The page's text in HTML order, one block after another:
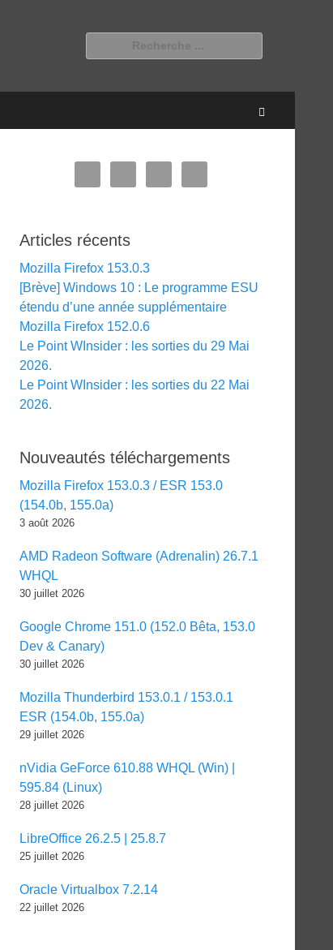
Articles récents
Mozilla Firefox 153.0.3
[Brève] Windows 10 : Le programme ESU
étendu d’une année supplémentaire
Mozilla Firefox 152.0.6
Le Point WInsider : les sorties du 29 Mai
2026.
Le Point WInsider : les sorties du 22 Mai
2026.
Nouveautés téléchargements
Mozilla Firefox 153.0.3 / ESR 153.0
(154.0b, 155.0a)
3 août 2026
AMD Radeon Software (Adrenalin) 26.7.1
WHQL
30 juillet 2026
Google Chrome 151.0 (152.0 Bêta, 153.0
Dev & Canary)
30 juillet 2026
Mozilla Thunderbird 153.0.1 / 153.0.1
ESR (154.0b, 155.0a)
29 juillet 2026
nVidia GeForce 610.88 WHQL (Win) |
595.84 (Linux)
28 juillet 2026
LibreOffice 26.2.5 | 25.8.7
25 juillet 2026
Oracle Virtualbox 7.2.14
22 juillet 2026